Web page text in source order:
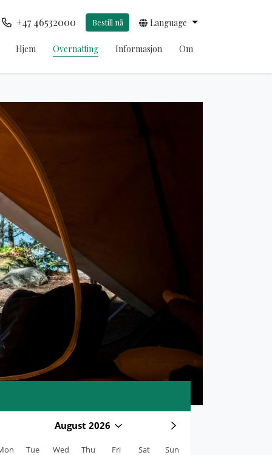
+47 46532000 Bestill nå Language
Hjem Overnatting Informasjon Om